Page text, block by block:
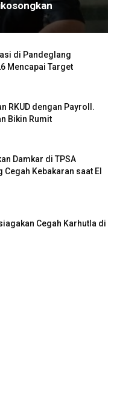
di Pandeglang
Mencapai Target
RKUD dengan Payroll.
Bikin Rumit
Damkar di TPSA
Kebakaran saat El
Cegah Karhutla di